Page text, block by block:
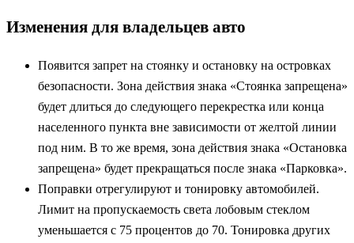
Изменения для владельцев авто
Появится запрет на стоянку и остановку на островках
безопасности. Зона действия знака «Стоянка запрещена»
будет длиться до следующего перекрестка или конца
населенного пункта вне зависимости от желтой линии
под ним. В то же время, зона действия знака «Остановка
запрещена» будет прекращаться после знака «Парковка».
Поправки отрегулируют и тонировку автомобилей.
Лимит на пропускаемость света лобовым стеклом
уменьшается с 75 процентов до 70. Тонировка других